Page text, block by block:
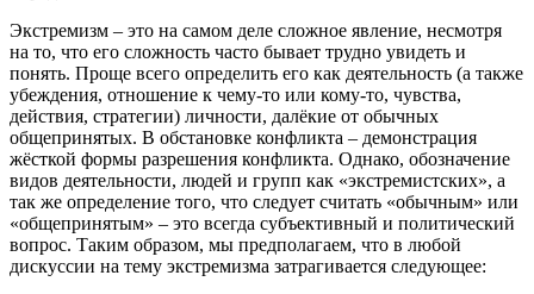
Экстремизм – это на самом деле сложное явление, несмотря
на то, что его сложность часто бывает трудно увидеть и
понять. Проще всего определить его как деятельность (а также
убеждения, отношение к чему-то или кому-то, чувства,
действия, стратегии) личности, далёкие от обычных
общепринятых. В обстановке конфликта – демонстрация
жёсткой формы разрешения конфликта. Однако, обозначение
видов деятельности, людей и групп как «экстремистских», а
так же определение того, что следует считать «обычным» или
«общепринятым» – это всегда субъективный и политический
вопрос. Таким образом, мы предполагаем, что в любой
дискуссии на тему экстремизма затрагивается следующее: